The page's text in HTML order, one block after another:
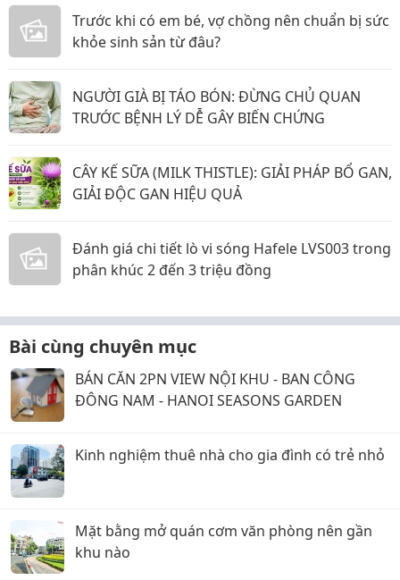
Trước khi có em bé, vợ chồng nên chuẩn bị sức
khỏe sinh sản từ đâu?
NGƯỜI GIÀ BỊ TÁO BÓN: ĐỪNG CHỦ QUAN
TRƯỚC BỆNH LÝ DỄ GÂY BIẾN CHỨNG
CÂY KẾ SỮA (MILK THISTLE): GIẢI PHÁP BỔ GAN,
GIẢI ĐỘC GAN HIỆU QUẢ
Đánh giá chi tiết lò vi sóng Hafele LVS003 trong
phân khúc 2 đến 3 triệu đồng
Bài cùng chuyên mục
BÁN CĂN 2PN VIEW NỘI KHU - BAN CÔNG
ĐÔNG NAM - HANOI SEASONS GARDEN
Kinh nghiệm thuê nhà cho gia đình có trẻ nhỏ
Mặt bằng mở quán cơm văn phòng nên gần
khu nào